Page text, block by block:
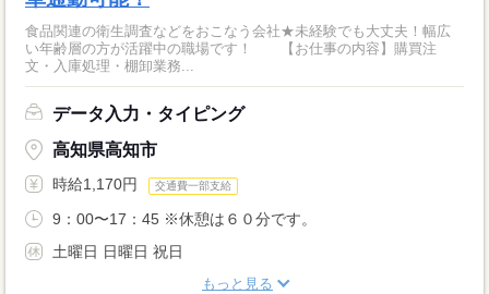
食品関連の衛生調査などをおこなう会社★未経験でも大丈夫！幅広
い年齢層の方が活躍中の職場です！ 【お仕事の内容】購買注
文・入庫処理・棚卸業務...
データ入力・タイピング
高知県高知市
時給1,170円 交通費一部支給
9：00〜17：45 ※休憩は６０分です。
土曜日 日曜日 祝日
もっと見る